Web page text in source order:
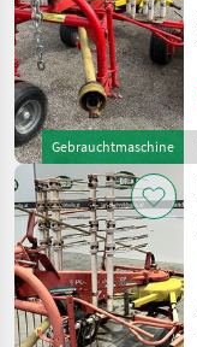
Gebrauchtmaschine